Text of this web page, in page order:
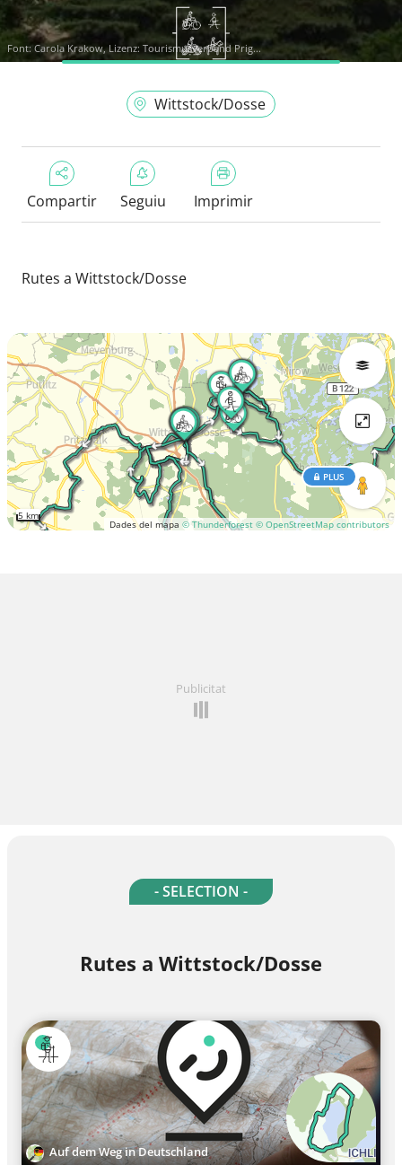
Font: Carola Krakow, Lizenz: Tourismusverband Prig...
Wittstock/Dosse
Compartir Seguiu Imprimir
Rutes a Wittstock/Dosse
Dades del mapa © Thunderforest © OpenStreetMap contributors
PLUS
5 km
Publicitat
- SELECTION -
Rutes a Wittstock/Dosse
Auf dem Weg in Deutschland